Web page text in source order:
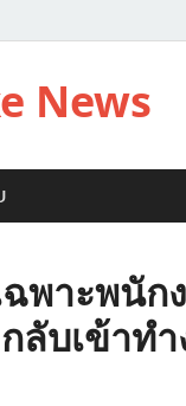
News
พาะพนัก
ลับเข้าทำ